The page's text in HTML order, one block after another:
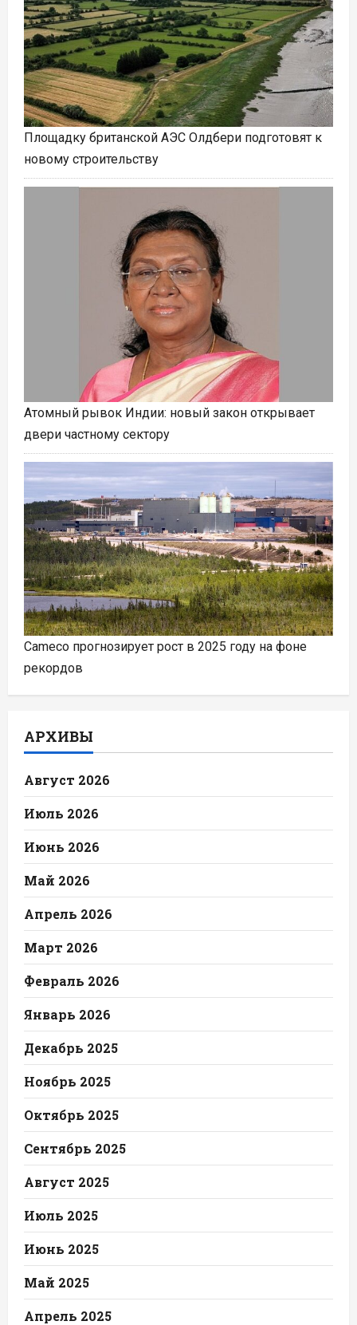
Площадку британской АЭС Олдбери подготовят к
новому строительству
Атомный рывок Индии: новый закон открывает
двери частному сектору
Cameco прогнозирует рост в 2025 году на фоне
рекордов
АРХИВЫ
Август 2026
Июль 2026
Июнь 2026
Май 2026
Апрель 2026
Март 2026
Февраль 2026
Январь 2026
Декабрь 2025
Ноябрь 2025
Октябрь 2025
Сентябрь 2025
Август 2025
Июль 2025
Июнь 2025
Май 2025
Апрель 2025